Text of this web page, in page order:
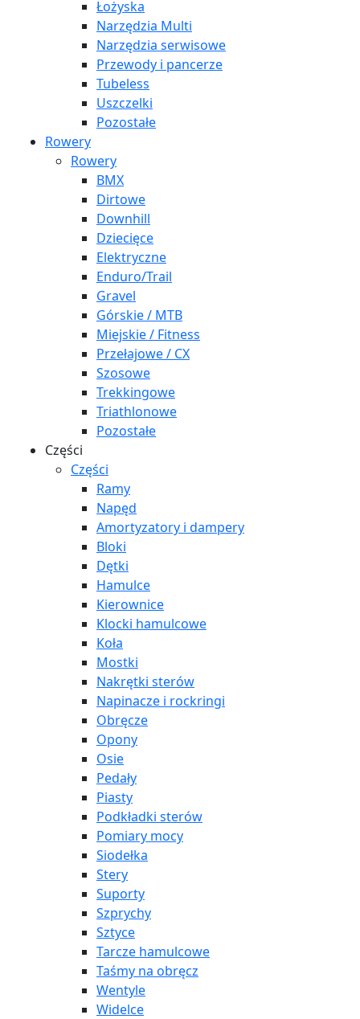
Łożyska
Narzędzia Multi
Narzędzia serwisowe
Przewody i pancerze
Tubeless
Uszczelki
Pozostałe
Rowery
Rowery
BMX
Dirtowe
Downhill
Dziecięce
Elektryczne
Enduro/Trail
Gravel
Górskie / MTB
Miejskie / Fitness
Przełajowe / CX
Szosowe
Trekkingowe
Triathlonowe
Pozostałe
Części
Części
Ramy
Napęd
Amortyzatory i dampery
Bloki
Dętki
Hamulce
Kierownice
Klocki hamulcowe
Koła
Mostki
Nakrętki sterów
Napinacze i rockringi
Obręcze
Opony
Osie
Pedały
Piasty
Podkładki sterów
Pomiary mocy
Siodełka
Stery
Suporty
Szprychy
Sztyce
Tarcze hamulcowe
Taśmy na obręcz
Wentyle
Widelce